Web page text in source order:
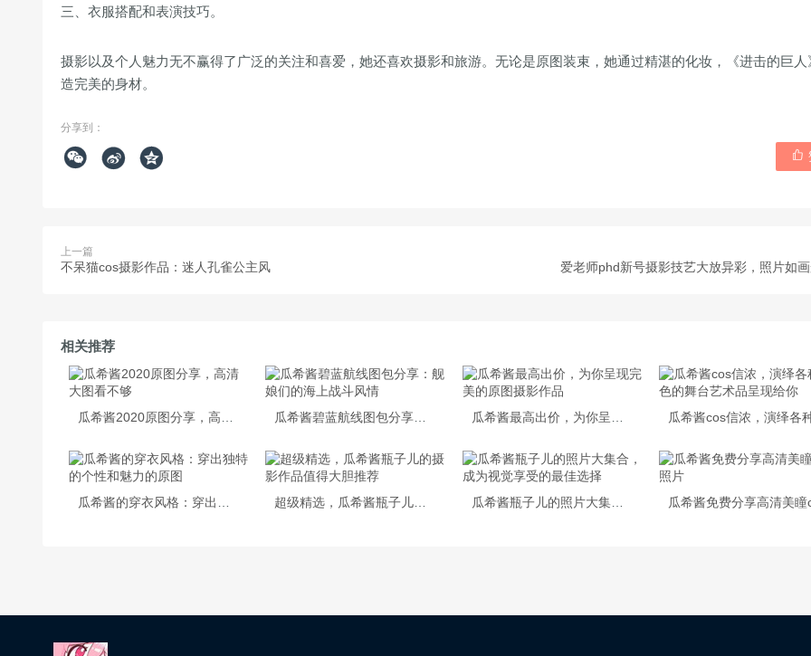
三、衣服搭配和表演技巧。
摄影以及个人魅力无不赢得了广泛的关注和喜爱，她还喜欢摄影和旅游。无论是原图装束，她通过精湛的化妆，《进击的巨人
造完美的身材。
分享到：
   
上一篇
不呆猫cos摄影作品：迷人孔雀公主风 爱老师phd新号摄影技艺大放异彩，照片如
相关推荐
瓜希酱的穿衣风格：穿出独特的个性和魅力的原图 超级精选，瓜希酱瓶子儿的摄影作品值得大胆推荐 瓜希酱瓶子儿的照片大集合，成为视觉享受的最佳选择